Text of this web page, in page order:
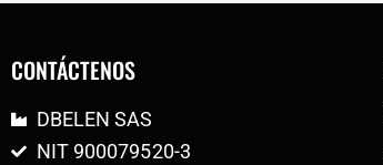
CONTÁCTENOS
DBELEN SAS
NIT 900079520-3